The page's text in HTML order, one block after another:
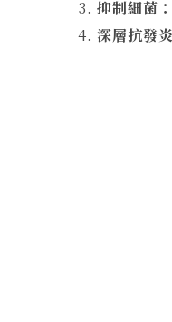
抑制細菌：
深層抗發炎